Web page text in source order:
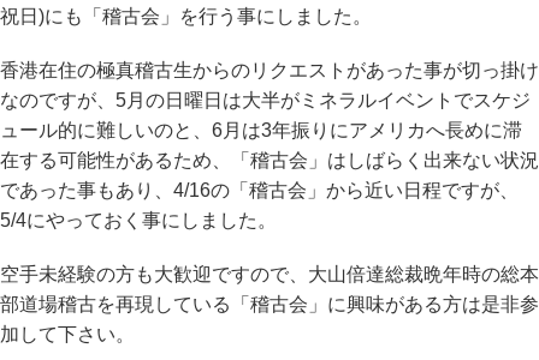
祝日)にも「稽古会」を行う事にしました。
香港在住の極真稽古生からのリクエストがあった事が切っ掛け
なのですが、5月の日曜日は大半がミネラルイベントでスケジ
ュール的に難しいのと、6月は3年振りにアメリカへ長めに滞
在する可能性があるため、「稽古会」はしばらく出来ない状況
であった事もあり、4/16の「稽古会」から近い日程ですが、
5/4にやっておく事にしました。
空手未経験の方も大歓迎ですので、大山倍達総裁晩年時の総本
部道場稽古を再現している「稽古会」に興味がある方は是非参
加して下さい。